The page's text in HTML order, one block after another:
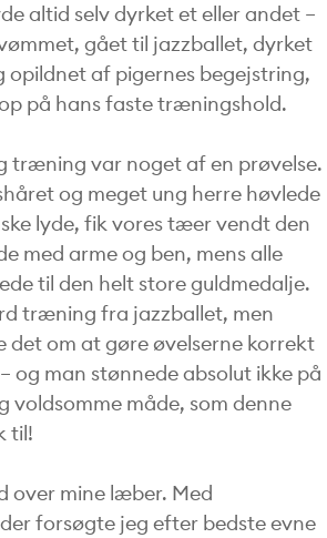
altid selv dyrket et eller andet –
gået til jazzballet, dyrket
af pigernes begejstring,
på hans faste træningshold.
træning var noget af en prøvelse.
og meget ung herre høvlede
lyde, fik vores tæer vendt den
med arme og ben, mens alle
til den helt store guldmedalje.
træning fra jazzballet, men
det om at gøre øvelserne korrekt
og man stønnede absolut ikke på
voldsomme måde, som denne
til!
over mine læber. Med
forsøgte jeg efter bedste evne